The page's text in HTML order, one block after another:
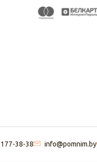
38-38 info@pomnim.by